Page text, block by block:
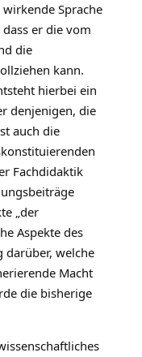
Sprache
er die vom
die
kann.
hierbei ein
denjenigen, die
auch die
Fachdidaktik
„der
Aspekte des
darüber, welche
Macht
die bisherige